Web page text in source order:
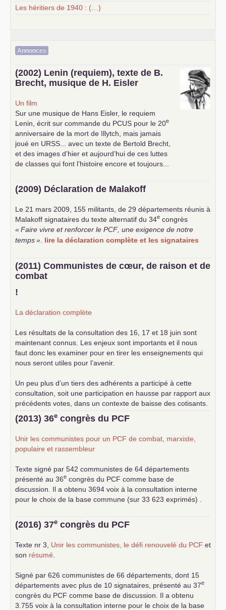
Les héritiers de 1940 : (…)
Annonces
(2002) Lenin (requiem), texte de B.
Brecht, musique de H. Eisler
Un film
Sur une musique de Hans Eisler, le requiem
Lenin, écrit sur commande du PCUS pour le 20e
anniversaire de la mort de Illytch, mais jamais
joué en URSS ... avec un texte de Bertold Brecht,
et des images d’hier et aujourd’hui de ces luttes
de classes qui font l’histoire encore et toujours...
(2009) Déclaration de Malakoff
Le 21 mars 2009, 155 militants, de 29 départements réunis à
Malakoff signataires du texte alternatif du 34e congrès
«Faire vivre et renforcer le PCF , une exigence de notre
temps» lire la déclaration complète et les signataires
(2011) Communistes de cœur, de raison et de
combat
!
La déclaration complète
Les résultats de la consultation des 16, 17 et 18 juin sont
maintenant connus. Les enjeux sont importants et il nous
faut donc les examiner pour en tirer les enseignements qui
nous seront utiles pour l’avenir.
Un peu plus d’un tiers des adhérents a participé à cette
consultation, soit une participation en hausse par rapport aux
précédents votes, dans un contexte de baisse des cotisants.
... lire la suite
(2013) 36e congrès du PCF
Unir les communistes pour un PCF de combat, marxiste,
populaire et rassembleur
Texte signé par 542 communistes de 64 départements
présenté au 36e congrès du PCF comme base de
discussion. Il a obtenu 3694 voix à la consultation interne
pour le choix de la base commune (sur 33 623 exprimés) .
(2016) 37e congrès du PCF
Texte nr 3, Unir les communistes, le défi renouvelé du PCF et
son résumé
Signé par 626 communistes de 66 départements, dont 15
départements avec plus de 10 signataires, présenté au 37e
congrès du PCF comme base de discussion. Il a obtenu
3.755 voix à la consultation interne pour le choix de la base